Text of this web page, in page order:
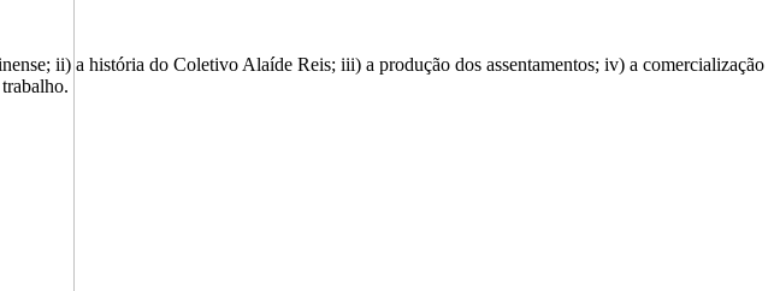
ii) a história do Coletivo Alaíde Reis; iii) a produção dos assentamentos; iv) a comercialização